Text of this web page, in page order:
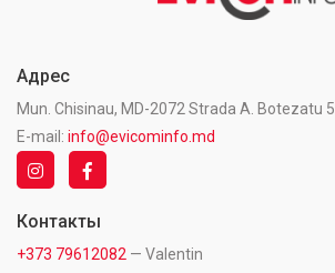
Адрес
Mun. Chisinau, MD-2072 Strada A. Botezatu 5
E-mail: info@evicominfo.md
Контакты
+373 79612082 — Valentin